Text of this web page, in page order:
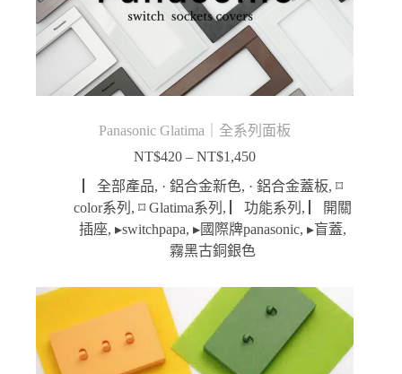
Panasonic Glatima｜全系列面板
NT$420 – NT$1,450價
格
範
圍：
▏全部產品, · 鋁合金新色, · 鋁合金蓋板,⌑
color系列 ,⌑ Glatima系列 , ▏功能系列 ,
▏開關
插座,▸switchpapa,▸國際牌panasonic,▸盲蓋,
霧黑古銅銀色